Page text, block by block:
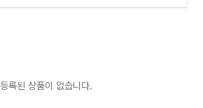
등록된 상품이 없습니다.